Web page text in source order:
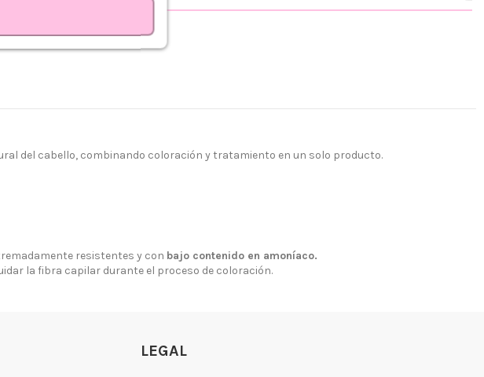
del cabello, combinando coloración y tratamiento en un solo producto.
resistentes y con bajo contenido en amoníaco.
la fibra capilar durante el proceso de coloración.
LEGAL
Política de Cookies
Borrar Cookies